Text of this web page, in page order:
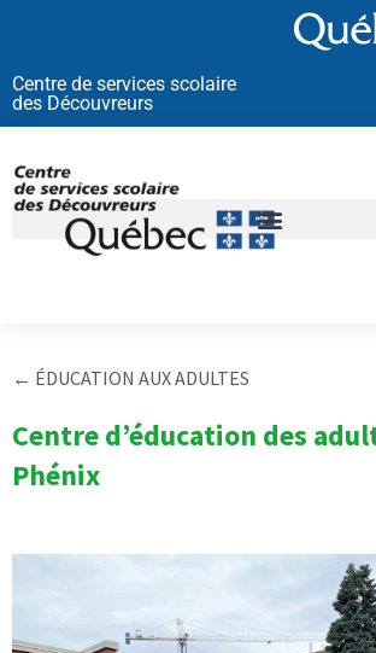
Centre de services scolaire
des Découvreurs
← ÉDUCATION AUX ADULTES
Centre d’éducation des
Phénix